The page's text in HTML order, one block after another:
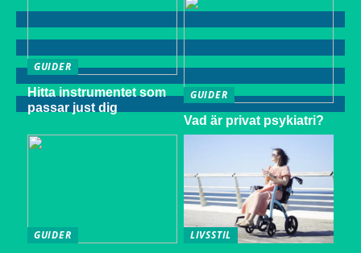
GUIDER
Hitta instrumentet som
passar just dig
GUIDER
Vad är privat psykiatri?
GUIDER
LIVSSTIL